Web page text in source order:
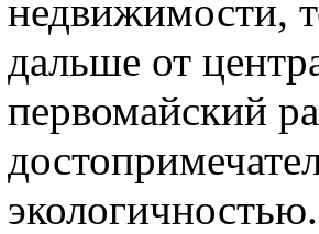
недвижимости,
дальше от
первомайский
экологичностью.